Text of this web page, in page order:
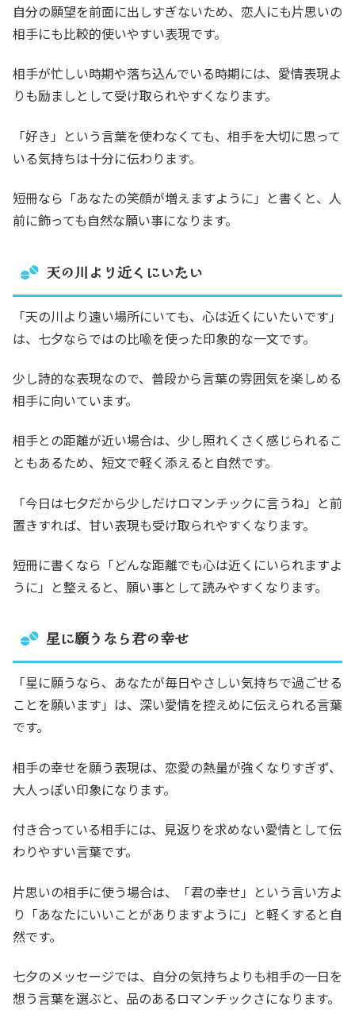
自分の願望を前面に出しすぎないため、恋人にも片思いの
相手にも比較的使いやすい表現です。
相手が忙しい時期や落ち込んでいる時期には、愛情表現よ
りも励ましとして受け取られやすくなります。
「好き」という言葉を使わなくても、相手を大切に思って
いる気持ちは十分に伝わります。
短冊なら「あなたの笑顔が増えますように」と書くと、人
前に飾っても自然な願い事になります。
天の川より近くにいたい
「天の川より遠い場所にいても、心は近くにいたいです」
は、七夕ならではの比喩を使った印象的な一文です。
少し詩的な表現なので、普段から言葉の雰囲気を楽しめる
相手に向いています。
相手との距離が近い場合は、少し照れくさく感じられるこ
ともあるため、短文で軽く添えると自然です。
「今日は七夕だから少しだけロマンチックに言うね」と前
置きすれば、甘い表現も受け取られやすくなります。
短冊に書くなら「どんな距離でも心は近くにいられますよ
うに」と整えると、願い事として読みやすくなります。
星に願うなら君の幸せ
「星に願うなら、あなたが毎日やさしい気持ちで過ごせる
ことを願います」は、深い愛情を控えめに伝えられる言葉
です。
相手の幸せを願う表現は、恋愛の熱量が強くなりすぎず、
大人っぽい印象になります。
付き合っている相手には、見返りを求めない愛情として伝
わりやすい言葉です。
片思いの相手に使う場合は、「君の幸せ」という言い方よ
り「あなたにいいことがありますように」と軽くすると自
然です。
七夕のメッセージでは、自分の気持ちよりも相手の一日を
想う言葉を選ぶと、品のあるロマンチックさになります。